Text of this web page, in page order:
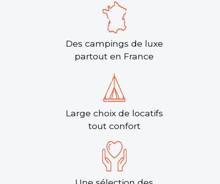
Des campings de luxe
partout en France
Large choix de locatifs
tout confort